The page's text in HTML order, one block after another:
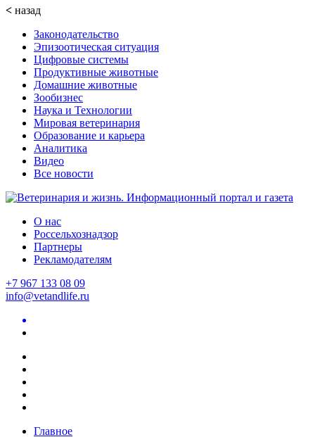
< назад
Законодательство
Эпизоотическая ситуация
Цифровые системы
Продуктивные животные
Домашние животные
Зообизнес
Наука и Технологии
Мировая ветеринария
Образование и карьера
Аналитика
Видео
Все новости
О нас
Россельхознадзор
Партнеры
Рекламодателям
+7 967 133 08 09
info@vetandlife.ru
Главное